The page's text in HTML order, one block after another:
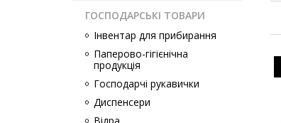
ГОСПОДАРСЬКІ ТОВАРИ
Інвентар для прибирання
Паперово-гігієнічна
продукція
Господарчі рукавички
Диспенсери